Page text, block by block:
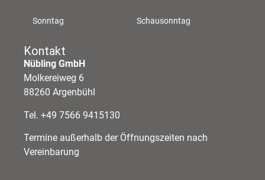
Sonntag Schausonntag
Kontakt
Nübling GmbH
Molkereiweg 6
88260 Argenbühl
Tel. +49 7566 9415130
Termine außerhalb der Öffnungszeiten nach
Vereinbarung